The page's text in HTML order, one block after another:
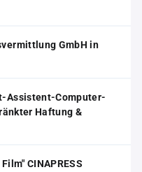
GmbH in
Assistent-Computer-
Haftung &
CINAPRESS